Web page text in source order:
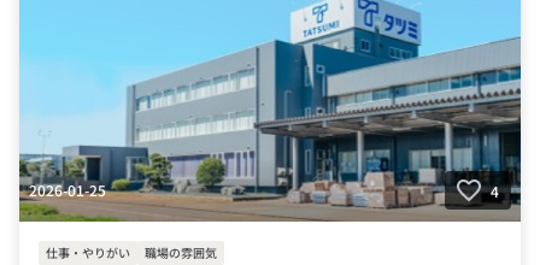
2026-01-25 4
仕事・やりがい 職場の雰囲気